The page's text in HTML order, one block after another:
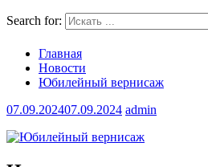
Search for:
Главная
Новости
Юбилейный вернисаж
07.09.202407.09.2024 admin